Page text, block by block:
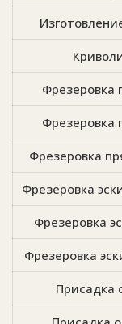
Фрезеровка
Фрезеровка
Фрезеровка
Фрезеровка
Фрезеровка
Фрезеровка
Присадка